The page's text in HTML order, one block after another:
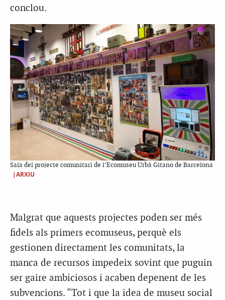
conclou.
Sala del projecte comunitari de l’Ecomuseu Urbà Gitano de Barcelona
|ARXIU
Malgrat que aquests projectes poden ser més
fidels als primers ecomuseus, perquè els
gestionen directament les comunitats, la
manca de recursos impedeix sovint que puguin
ser gaire ambiciosos i acaben depenent de les
subvencions. “Tot i que la idea de museu social